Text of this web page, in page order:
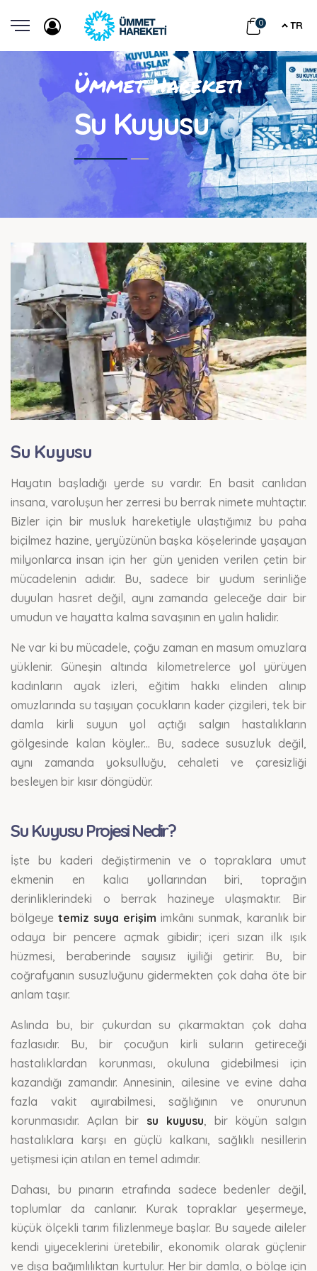
0 TR
Ümmet Hareketi
Su Kuyusu
Su Kuyusu
Hayatın başladığı yerde su vardır. En basit canlıdan
insana, varoluşun her zerresi bu berrak nimete muhtaçtır.
Bizler için bir musluk hareketiyle ulaştığımız bu paha
biçilmez hazine, yeryüzünün başka köşelerinde yaşayan
milyonlarca insan için her gün yeniden verilen çetin bir
mücadelenin adıdır. Bu, sadece bir yudum serinliğe
duyulan hasret değil, aynı zamanda geleceğe dair bir
umudun ve hayatta kalma savaşının en yalın halidir.
Ne var ki bu mücadele, çoğu zaman en masum omuzlara
yüklenir. Güneşin altında kilometrelerce yol yürüyen
kadınların ayak izleri, eğitim hakkı elinden alınıp
omuzlarında su taşıyan çocukların kader çizgileri, tek bir
damla kirli suyun yol açtığı salgın hastalıkların
gölgesinde kalan köyler... Bu, sadece susuzluk değil,
aynı zamanda yoksulluğu, cehaleti ve çaresizliği
besleyen bir kısır döngüdür.
Su Kuyusu Projesi Nedir?
İşte bu kaderi değiştirmenin ve o topraklara umut
ekmenin en kalıcı yollarından biri, toprağın
derinliklerindeki o berrak hazineye ulaşmaktır. Bir
bölgeye temiz suya erişim imkânı sunmak, karanlık bir
odaya bir pencere açmak gibidir; içeri sızan ilk ışık
hüzmesi, beraberinde sayısız iyiliği getirir. Bu, bir
coğrafyanın susuzluğunu gidermekten çok daha öte bir
anlam taşır.
Aslında bu, bir çukurdan su çıkarmaktan çok daha
fazlasıdır. Bu, bir çocuğun kirli suların getireceği
hastalıklardan korunması, okuluna gidebilmesi için
kazandığı zamandır. Annesinin, ailesine ve evine daha
fazla vakit ayırabilmesi, sağlığının ve onurunun
korunmasıdır. Açılan bir su kuyusu, bir köyün salgın
hastalıklara karşı en güçlü kalkanı, sağlıklı nesillerin
yetişmesi için atılan en temel adımdır.
Dahası, bu pınarın etrafında sadece bedenler değil,
toplumlar da canlanır. Kurak topraklar yeşermeye,
küçük ölçekli tarım filizlenmeye başlar. Bu sayede aileler
kendi yiyeceklerini üretebilir, ekonomik olarak güçlenir
ve dışa bağımlılıktan kurtulur. Her bir damla, o bölge için